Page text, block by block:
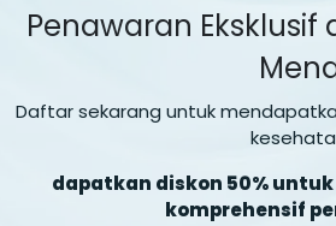
Penawaran Eksklusif
Daftar sekarang untuk
dapatkan diskon 50%
komprehensif